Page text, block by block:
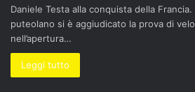
Daniele Testa alla conquista della
puteolano si è aggiudicato la prova di
nell’apertura…
Leggi tutto